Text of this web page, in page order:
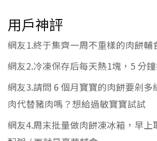
用戶神評
網友1.終于集齊一周不重樣的肉餅輔
網友2.冷凍保存后每天熱1塊，5 分
網友3.請問 6 個月寶寶的肉餅要剁多
肉代替豬肉嗎？想給過敏寶寶試試
網友4.周末批量做肉餅凍冰箱，早上